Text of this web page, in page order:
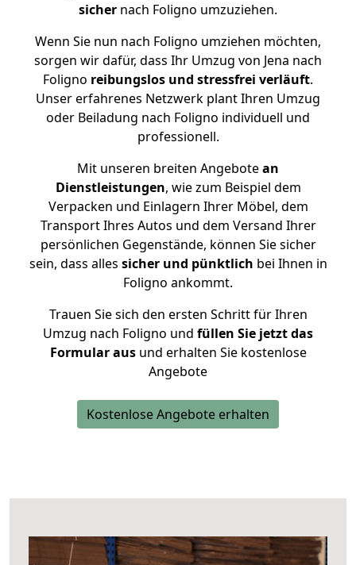
sicher nach Foligno umzuziehen.
Wenn Sie nun nach Foligno umziehen möchten,
sorgen wir dafür, dass Ihr Umzug von Jena nach
Foligno reibungslos und stressfrei verläuft.
Unser erfahrenes Netzwerk plant Ihren Umzug
oder Beiladung nach Foligno individuell und
professionell.
Mit unseren breiten Angebotean
Dienstleistungen, wie zum Beispiel dem
Verpacken und Einlagern Ihrer Möbel, dem
Transport Ihres Autos und dem Versand Ihrer
persönlichen Gegenstände, können Sie sicher
sein, dass alles sicher und pünktlich bei Ihnen in
Foligno ankommt.
Trauen Sie sich den ersten Schritt für Ihren
Umzug nach Foligno und füllen Sie jetzt das
Formular ausund erhalten Sie kostenlose
Angebote
Kostenlose Angebote erhalten